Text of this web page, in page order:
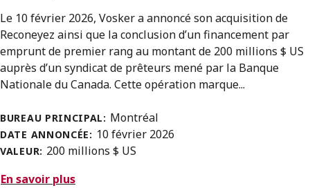
Le 10 février 2026, Vosker a annoncé son acquisition de
Reconeyez ainsi que la conclusion d’un financement par
emprunt de premier rang au montant de 200 millions $ US
auprès d’un syndicat de prêteurs mené par la Banque
Nationale du Canada. Cette opération marque...
BUREAU PRINCIPAL: Montréal
DATE ANNONCÉE: 10 février 2026
VALEUR: 200 millions $ US
En savoir plus